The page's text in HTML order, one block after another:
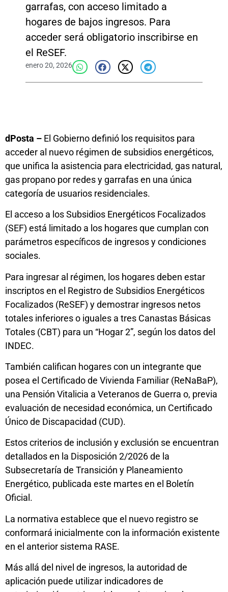
garrafas, con acceso limitado a
hogares de bajos ingresos. Para
acceder será obligatorio inscribirse en
el ReSEF.
enero 20, 2026
dPosta – El Gobierno definió los requisitos para
acceder al nuevo régimen de subsidios energéticos,
que unifica la asistencia para electricidad, gas natural,
gas propano por redes y garrafas en una única
categoría de usuarios residenciales.
El acceso a los Subsidios Energéticos Focalizados
(SEF) está limitado a los hogares que cumplan con
parámetros específicos de ingresos y condiciones
sociales.
Para ingresar al régimen, los hogares deben estar
inscriptos en el Registro de Subsidios Energéticos
Focalizados (ReSEF) y demostrar ingresos netos
totales inferiores o iguales a tres Canastas Básicas
Totales (CBT) para un “Hogar 2”, según los datos del
INDEC.
También califican hogares con un integrante que
posea el Certificado de Vivienda Familiar (ReNaBaP),
una Pensión Vitalicia a Veteranos de Guerra o, previa
evaluación de necesidad económica, un Certificado
Único de Discapacidad (CUD).
Estos criterios de inclusión y exclusión se encuentran
detallados en la Disposición 2/2026 de la
Subsecretaría de Transición y Planeamiento
Energético, publicada este martes en el Boletín
Oficial.
La normativa establece que el nuevo registro se
conformará inicialmente con la información existente
en el anterior sistema RASE.
Más allá del nivel de ingresos, la autoridad de
aplicación puede utilizar indicadores de